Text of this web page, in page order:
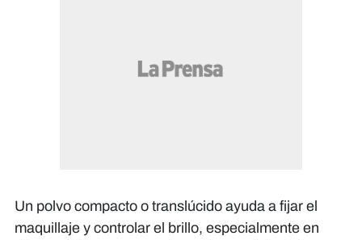
Un polvo compacto o translúcido ayuda a fijar el
maquillaje y controlar el brillo, especialmente en